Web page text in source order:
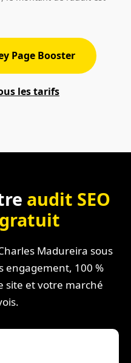
Page Booster
les tarifs
audit SEO
Madureira sous
engagement, 100 %
site et votre marché